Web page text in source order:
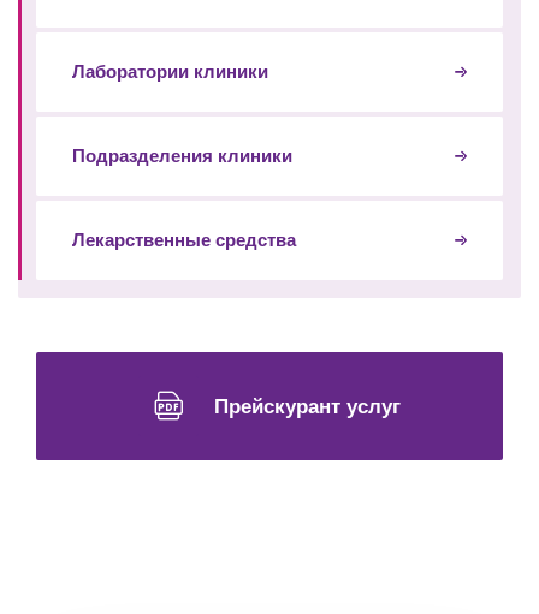
Лаборатории клиники
Подразделения клиники
Лекарственные средства
Прейскурант услуг